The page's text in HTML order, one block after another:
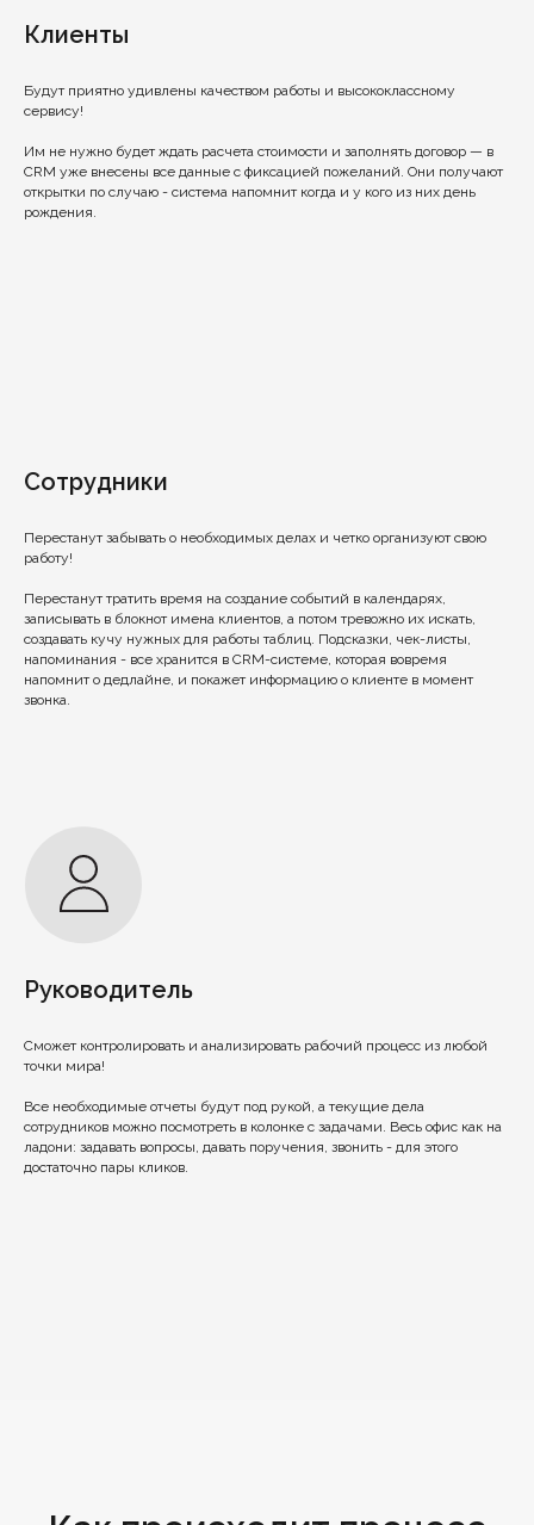
Клиенты
Будут приятно удивлены качеством работы и высококлассному
сервису!
Им не нужно будет ждать расчета стоимости и заполнять договор — в
CRM уже внесены все данные с фиксацией пожеланий. Они получают
открытки по случаю - система напомнит когда и у кого из них день
рождения.
Сотрудники
Перестанут забывать о необходимых делах и четко организуют свою
работу!
Перестанут тратить время на создание событий в календарях,
записывать в блокнот имена клиентов, а потом тревожно их искать,
создавать кучу нужных для работы таблиц. Подсказки, чек-листы,
напоминания - все хранится в CRM-системе, которая вовремя
напомнит о дедлайне, и покажет информацию о клиенте в момент
звонка.
Руководитель
Сможет контролировать и анализировать рабочий процесс из любой
точки мира!
Все необходимые отчеты будут под рукой, а текущие дела
сотрудников можно посмотреть в колонке с задачами. Весь офис как на
ладони: задавать вопросы, давать поручения, звонить - для этого
достаточно пары кликов.